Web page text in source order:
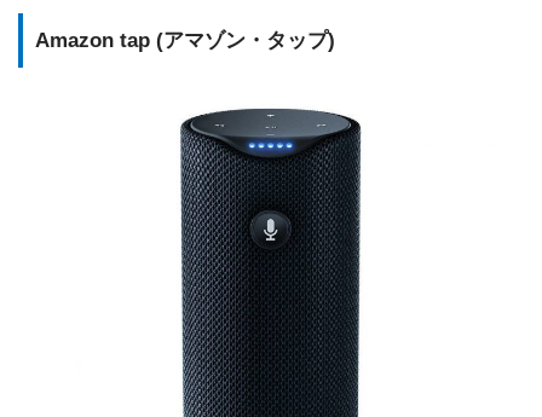
Amazon tap (アマゾン・タップ)